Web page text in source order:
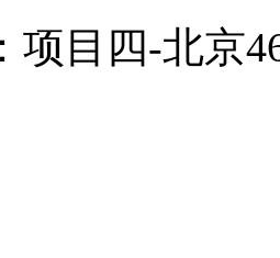
项目四-北京